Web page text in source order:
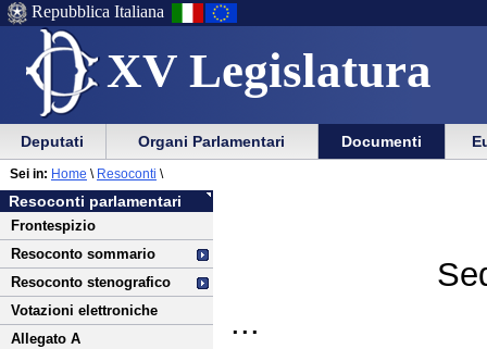
XV Legislatura
Menu
di
ausilio
alla
navigazione
Vai
Menu
di
navigazione
principale
Repubblica Italiana
Menu
di
navigazione
principale
Vai
menu
di
sezione
Deputati Organi Parlamentari Documenti
Vai
al
contenuto
Resoconti parlamentari
Frontespizio
Resoconto sommario
Resoconto stenografico
Votazioni elettroniche
Allegato A
Sei in: Home \ Resoconti \
...